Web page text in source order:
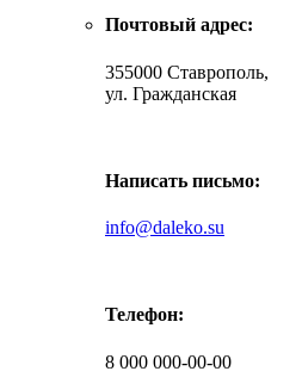
Почтовый адрес:
355000 Ставрополь,
ул. Гражданская
Написать письмо:
info@daleko.su
Телефон:
8 000 000-00-00